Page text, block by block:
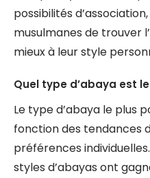
possibilités
musulmanes de trouver
mieux à leur style
Quel type d’abaya est
Le type d’abaya le plus
fonction des tendances
préférences
styles d’abayas ont